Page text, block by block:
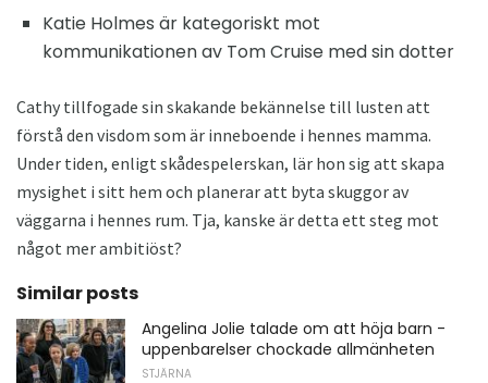
Katie Holmes är kategoriskt mot
kommunikationen av Tom Cruise med sin dotter
Cathy tillfogade sin skakande bekännelse till lusten att
förstå den visdom som är inneboende i hennes mamma.
Under tiden, enligt skådespelerskan, lär hon sig att skapa
mysighet i sitt hem och planerar att byta skuggor av
väggarna i hennes rum. Tja, kanske är detta ett steg mot
något mer ambitiöst?
Similar posts
Angelina Jolie talade om att höja barn -
uppenbarelser chockade allmänheten
STJÄRNA